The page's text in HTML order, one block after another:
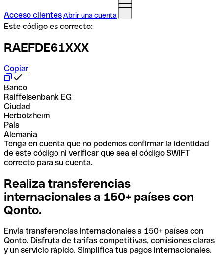
Acceso clientesAbrir una cuenta
Este código es correcto:
RAEFDE61XXX
Copiar
Banco
Raiffeisenbank EG
Ciudad
Herbolzheim
País
Alemania
Tenga en cuenta que no podemos confirmar la identidad
de este código ni verificar que sea el código SWIFT
correcto para su cuenta.
Realiza transferencias
internacionales a 150+ países con
Qonto.
Envía transferencias internacionales a 150+ países con
Qonto. Disfruta de tarifas competitivas, comisiones claras
y un servicio rápido. Simplifica tus pagos internacionales.